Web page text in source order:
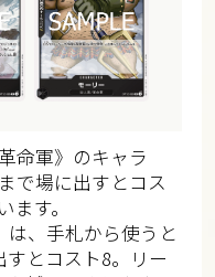
命軍》のキャラ
で場に出すとコス
す。
は、手札から使うと
とコスト8。リー